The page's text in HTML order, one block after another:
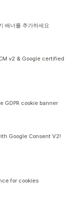
배너를 추가하세요
v2 & Google certified
GDPR cookie banner
Google Consent V2!
for cookies